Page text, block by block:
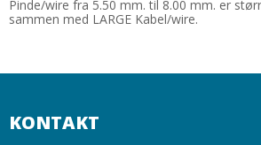
Pinde/wire fra 5.50 mm. til 8.00 mm. er
sammen med LARGE Kabel/wire.
KONTAKT